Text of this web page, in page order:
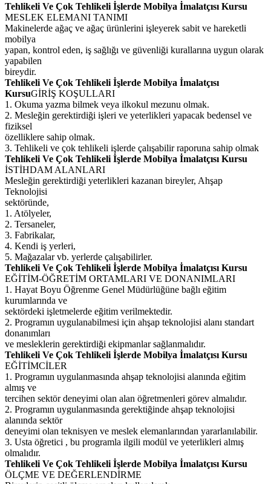
Tehlikeli Ve Çok Tehlikeli İşlerde Mobilya İmalatçısı Kursu
MESLEK ELEMANI TANIMI
Makinelerde ağaç ve ağaç ürünlerini işleyerek sabit ve hareketli
mobilya
yapan, kontrol eden, iş sağlığı ve güvenliği kurallarına uygun olarak
yapabilen
bireydir.
Tehlikeli Ve Çok Tehlikeli İşlerde Mobilya İmalatçısı
KursuGİRİŞ KOŞULLARI
1. Okuma yazma bilmek veya ilkokul mezunu olmak.
2. Mesleğin gerektirdiği işleri ve yeterlikleri yapacak bedensel ve
fiziksel
özelliklere sahip olmak.
3. Tehlikeli ve çok tehlikeli işlerde çalışabilir raporuna sahip olmak
Tehlikeli Ve Çok Tehlikeli İşlerde Mobilya İmalatçısı Kursu
İSTİHDAM ALANLARI
Mesleğin gerektirdiği yeterlikleri kazanan bireyler, Ahşap
Teknolojisi
sektöründe,
1. Atölyeler,
2. Tersaneler,
3. Fabrikalar,
4. Kendi iş yerleri,
5. Mağazalar vb. yerlerde çalışabilirler.
Tehlikeli Ve Çok Tehlikeli İşlerde Mobilya İmalatçısı Kursu
EĞİTİM-ÖĞRETİM ORTAMLARI VE DONANIMLARI
1. Hayat Boyu Öğrenme Genel Müdürlüğüne bağlı eğitim
kurumlarında ve
sektördeki işletmelerde eğitim verilmektedir.
2. Programın uygulanabilmesi için ahşap teknolojisi alanı standart
donanımları
ve mesleklerin gerektirdiği ekipmanlar sağlanmalıdır.
Tehlikeli Ve Çok Tehlikeli İşlerde Mobilya İmalatçısı Kursu
EĞİTİMCİLER
1. Programın uygulanmasında ahşap teknolojisi alanında eğitim
almış ve
tercihen sektör deneyimi olan alan öğretmenleri görev almalıdır.
2. Programın uygulanmasında gerektiğinde ahşap teknolojisi
alanında sektör
deneyimi olan teknisyen ve meslek elemanlarından yararlanılabilir.
3. Usta öğretici , bu programla ilgili modül ve yeterlikleri almış
olmalıdır.
Tehlikeli Ve Çok Tehlikeli İşlerde Mobilya İmalatçısı Kursu
ÖLÇME VE DEĞERLENDİRME